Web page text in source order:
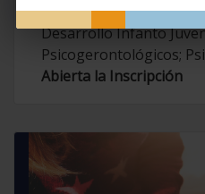
Contemporáneas;
Desarrollo Infanto
Psicogerontológicos;
Abierta la Inscripción